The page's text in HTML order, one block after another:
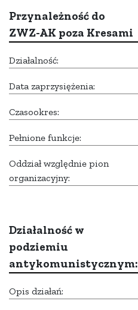
Przynależność do
ZWZ-AK poza Kresami
Działalność:
Data zaprzysiężenia:
Czasookres:
Pełnione funkcje:
Oddział względnie pion
organizacyjny:
Działalność w
podziemiu
antykomunistycznym:
Opis działań: